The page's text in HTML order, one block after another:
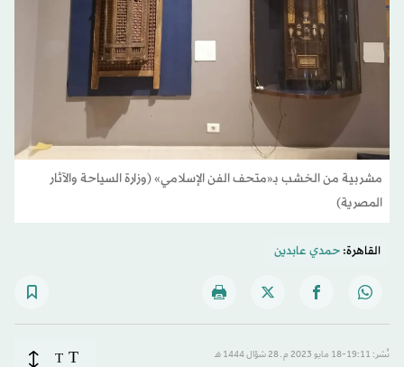
مشربية من الخشب بـ«متحف الفن الإسلامي» (وزارة السياحة والآثار
المصرية)
القاهرة:حمدي عابدين
نُشر: 19:11-18 مايو 2023 م ـ 28 شوّال 1444 هـ T
T